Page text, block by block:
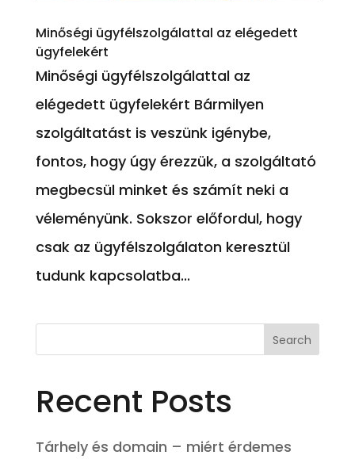
Minőségi ügyfélszolgálattal az elégedett
ügyfelekért
Minőségi ügyfélszolgálattal az
elégedett ügyfelekért Bármilyen
szolgáltatást is veszünk igénybe,
fontos, hogy úgy érezzük, a szolgáltató
megbecsül minket és számít neki a
véleményünk. Sokszor előfordul, hogy
csak az ügyfélszolgálaton keresztül
tudunk kapcsolatba...
Recent Posts
Tárhely és domain – miért érdemes